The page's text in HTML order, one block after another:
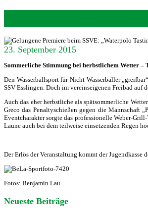
23. September 2015
Sommerliche Stimmung bei herbstlichem Wetter –
Den Wasserballsport für Nicht-Wasserballer
SSV Esslingen. Doch im vereinseigenen Freibad auf
Auch das eher herbstliche als spätsommerliche
Greco das Penaltyschießen gegen die Mannschaft
Eventcharakter sorgte das professionelle Weber-
Laune auch bei dem teilweise einsetzenden Regen
Der Erlös der Veranstaltung kommt der
Fotos: Benjamin Lau
Neueste Beiträge